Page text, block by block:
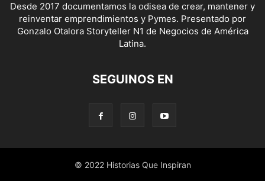
Desde 2017 documentamos la odisea de crear, mantener y
reinventar emprendimientos y Pymes. Presentado por
Gonzalo Otalora Storyteller N1 de Negocios de América
Latina.
SEGUINOS EN
© 2022 Historias Que Inspiran